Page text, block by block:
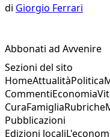
di Giorgio Ferrari
Abbonati ad Avvenire
Sezioni del sito
HomeAttualitàPolitica
CommentiEconomia
CuraFamigliaRubriche
Pubblicazioni
Edizioni locali